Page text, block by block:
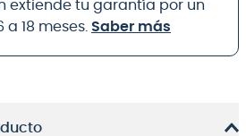
extiende tu garantía por un
18 meses. Saber más